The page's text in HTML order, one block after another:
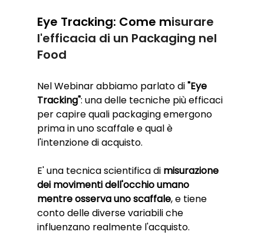
Eye Tracking: Come misurare
l'efficacia di un Packaging nel
Food
Nel Webinar abbiamo parlato di "Eye
Tracking": una delle tecniche più efficaci
per capire quali packaging emergono
prima in uno scaffale e qual è
l'intenzione di acquisto.
E' una tecnica scientifica di misurazione
dei movimenti dell'occhio umano
mentre osserva uno scaffale, e tiene
conto delle diverse variabili che
influenzano realmente l'acquisto.